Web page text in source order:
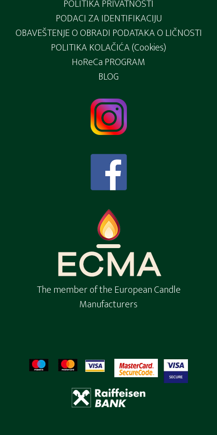
POLITIKA PRIVATNOSTI
PODACI ZA IDENTIFIKACIJU
OBAVEŠTENJE O OBRADI PODATAKA O LIČNOSTI
POLITIKA KOLAČIĆA (Cookies)
HoReCa PROGRAM
BLOG
The member of the European Candle
Manufacturers